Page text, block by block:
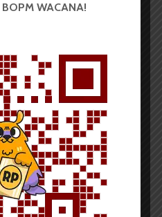
Sharing
Awardee...
2024 2 menit waktu baca
WACANA!